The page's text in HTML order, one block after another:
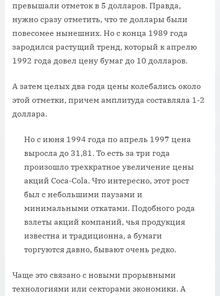
превышали отметок в 5 долларов. Правда,
нужно сразу отметить, что те доллары были
повесомее нынешних. Но с конца 1989 года
зародился растущий тренд, который к апрелю
1992 года довел цену бумаг до 10 долларов.
А затем целых два года цены колебались около
этой отметки, причем амплитуда составляла 1-2
доллара.
Но с июня 1994 года по апрель 1997 цена
выросла до 31,81. То есть за три года
произошло трехкратное увеличение цены
акций Coca-Cola. Что интересно, этот рост
был с небольшими паузами и
минимальными откатами. Подобного рода
взлеты акций компаний, чья продукция
известна и традиционна, а бумаги
торгуются давно, бывают очень редко.
Чаще это связано с новыми прорывными
технологиями или секторами экономики. А